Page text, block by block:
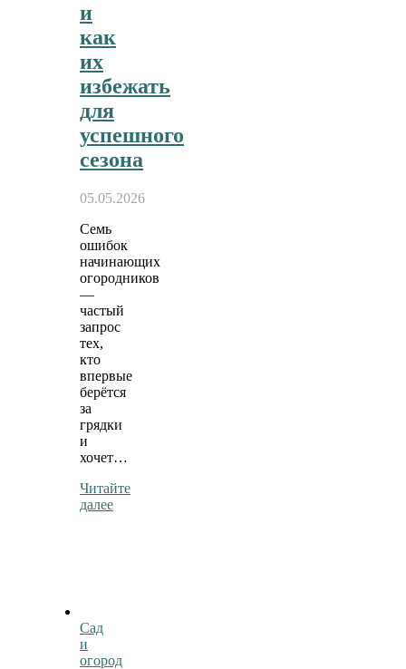
и
как
их
избежать
для
успешного
сезона
05.05.2026
Семь
ошибок
начинающих
огородников
—
частый
запрос
тех,
кто
впервые
берётся
за
грядки
и
хочет…
Читайте
далее
Сад
и
огород